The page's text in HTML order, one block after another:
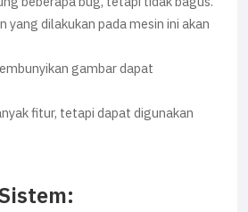
yang dilakukan pada mesin ini akan
gambar dapat
fitur, tetapi dapat digunakan